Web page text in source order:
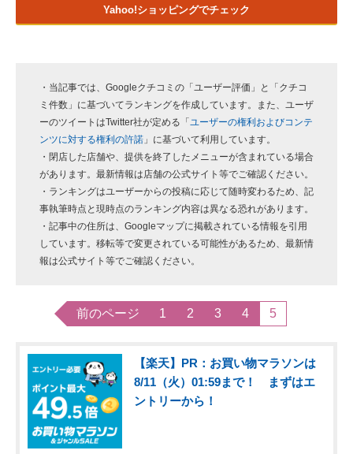
Yahoo!ショッピングでチェック
・当記事では、Googleクチコミの「ユーザー評価」と「クチコ
ミ件数」に基づいてランキングを作成しています。また、ユーザ
ーのツイートはTwitter社が定める「 ユーザーの権利およびコンテ
ンツに対する権利の許諾 」に基づいて利用しています。
・閉店した店舗や、提供を終了したメニューが含まれている場合
があります。最新情報は店舗の公式サイト等でご確認ください。
・ランキングはユーザーからの投稿に応じて随時変わるため、記
事執筆時点と現時点のランキング内容は異なる恐れがあります。
・記事中の住所は、Googleマップに掲載されている情報を引用
しています。移転等で変更されている可能性があるため、最新情
報は公式サイト等でご確認ください。
前のページ 1 2 3 4 5
【楽天】PR：お買い物マラソンは
8/11（火）01:59まで！ まずはエ
ントリーから！